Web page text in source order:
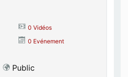
0 Vidéos
0 Evénement
Public